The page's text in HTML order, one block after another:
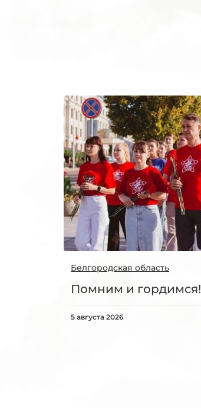
Белгородская область
Помним и гордимся!
5 августа 2026